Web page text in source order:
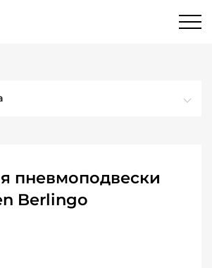
пневмоподвески
Berlingo